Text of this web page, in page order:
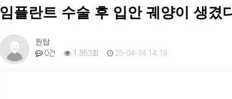
임플란트 수술 후 입안 궤양이 생겼
원탑
0건
1,853회 25-04-14 14:19